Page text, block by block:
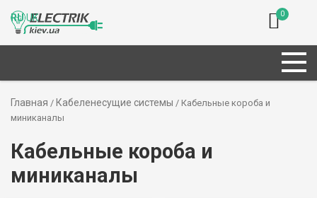
0
Главная / Кабеленесущие системы / Кабельные короба и
миниканалы
Кабельные короба и
миниканалы
RUUK